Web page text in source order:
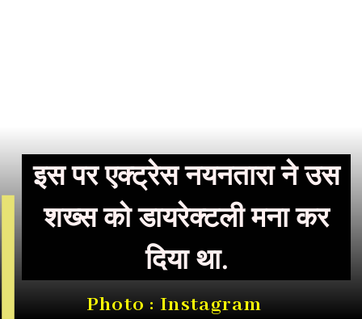
इस पर एक्ट्रेस नयनतारा ने उस
शख्स को डायरेक्टली मना कर
दिया था.
Photo : Instagram